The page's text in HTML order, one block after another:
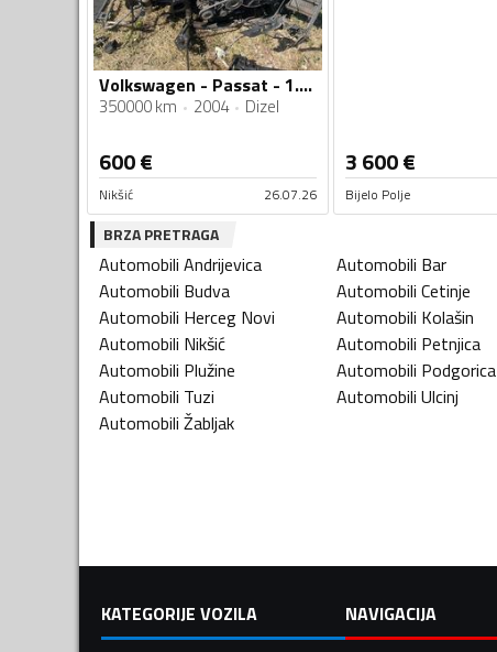
Volkswagen - Passat - 1.9tdi
350000 km 2004 Dizel
600€
Nikšić 26.07.26
3 600€
Bijelo Polje
BRZA PRETRAGA
Automobili Andrijevica Automobili Bar
Automobili Budva Automobili Cetinje
Automobili Herceg Novi Automobili Kolašin
Automobili Nikšić Automobili Petnjica
Automobili Plužine Automobili Podgorica
Automobili Tuzi Automobili Ulcinj
Automobili Žabljak
KATEGORIJE VOZILA
NAVIGACIJA